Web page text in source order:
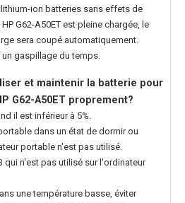
ion batteries sans effets de
G62-A50ET est pleine chargée, le
sera coupé automatiquement.
un gaspillage du temps.
et maintenir la batterie pour
G62-A50ET proprement?
il est inférieur à 5%.
dans un état de dormir ou
portable n'est pas utilisé.
qui n'est pas utilisé sur l'ordinateur
une température basse, éviter